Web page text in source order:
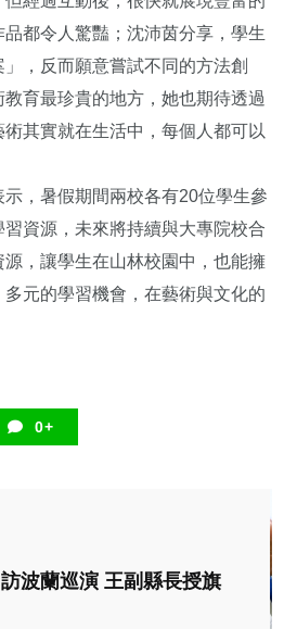
都令人驚豔；沈沛茵分享，學生
，反而願意嘗試不同的方法創
育最珍貴的地方，她也期待透過
其實就在生活中，每個人都可以
，暑假期間兩校各有20位學生參
資源，未來將持續與大專院校合
，讓學生在山林校園中，也能擁
元的學習機會，在藝術與文化的
0+
波蘭巡演 王副縣長授旗